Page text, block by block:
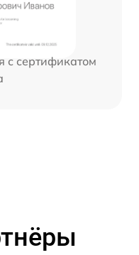
с сертификатом